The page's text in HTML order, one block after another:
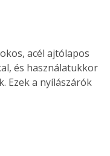
acél ajtólapos
és használatukkor
Ezek a nyílászárók